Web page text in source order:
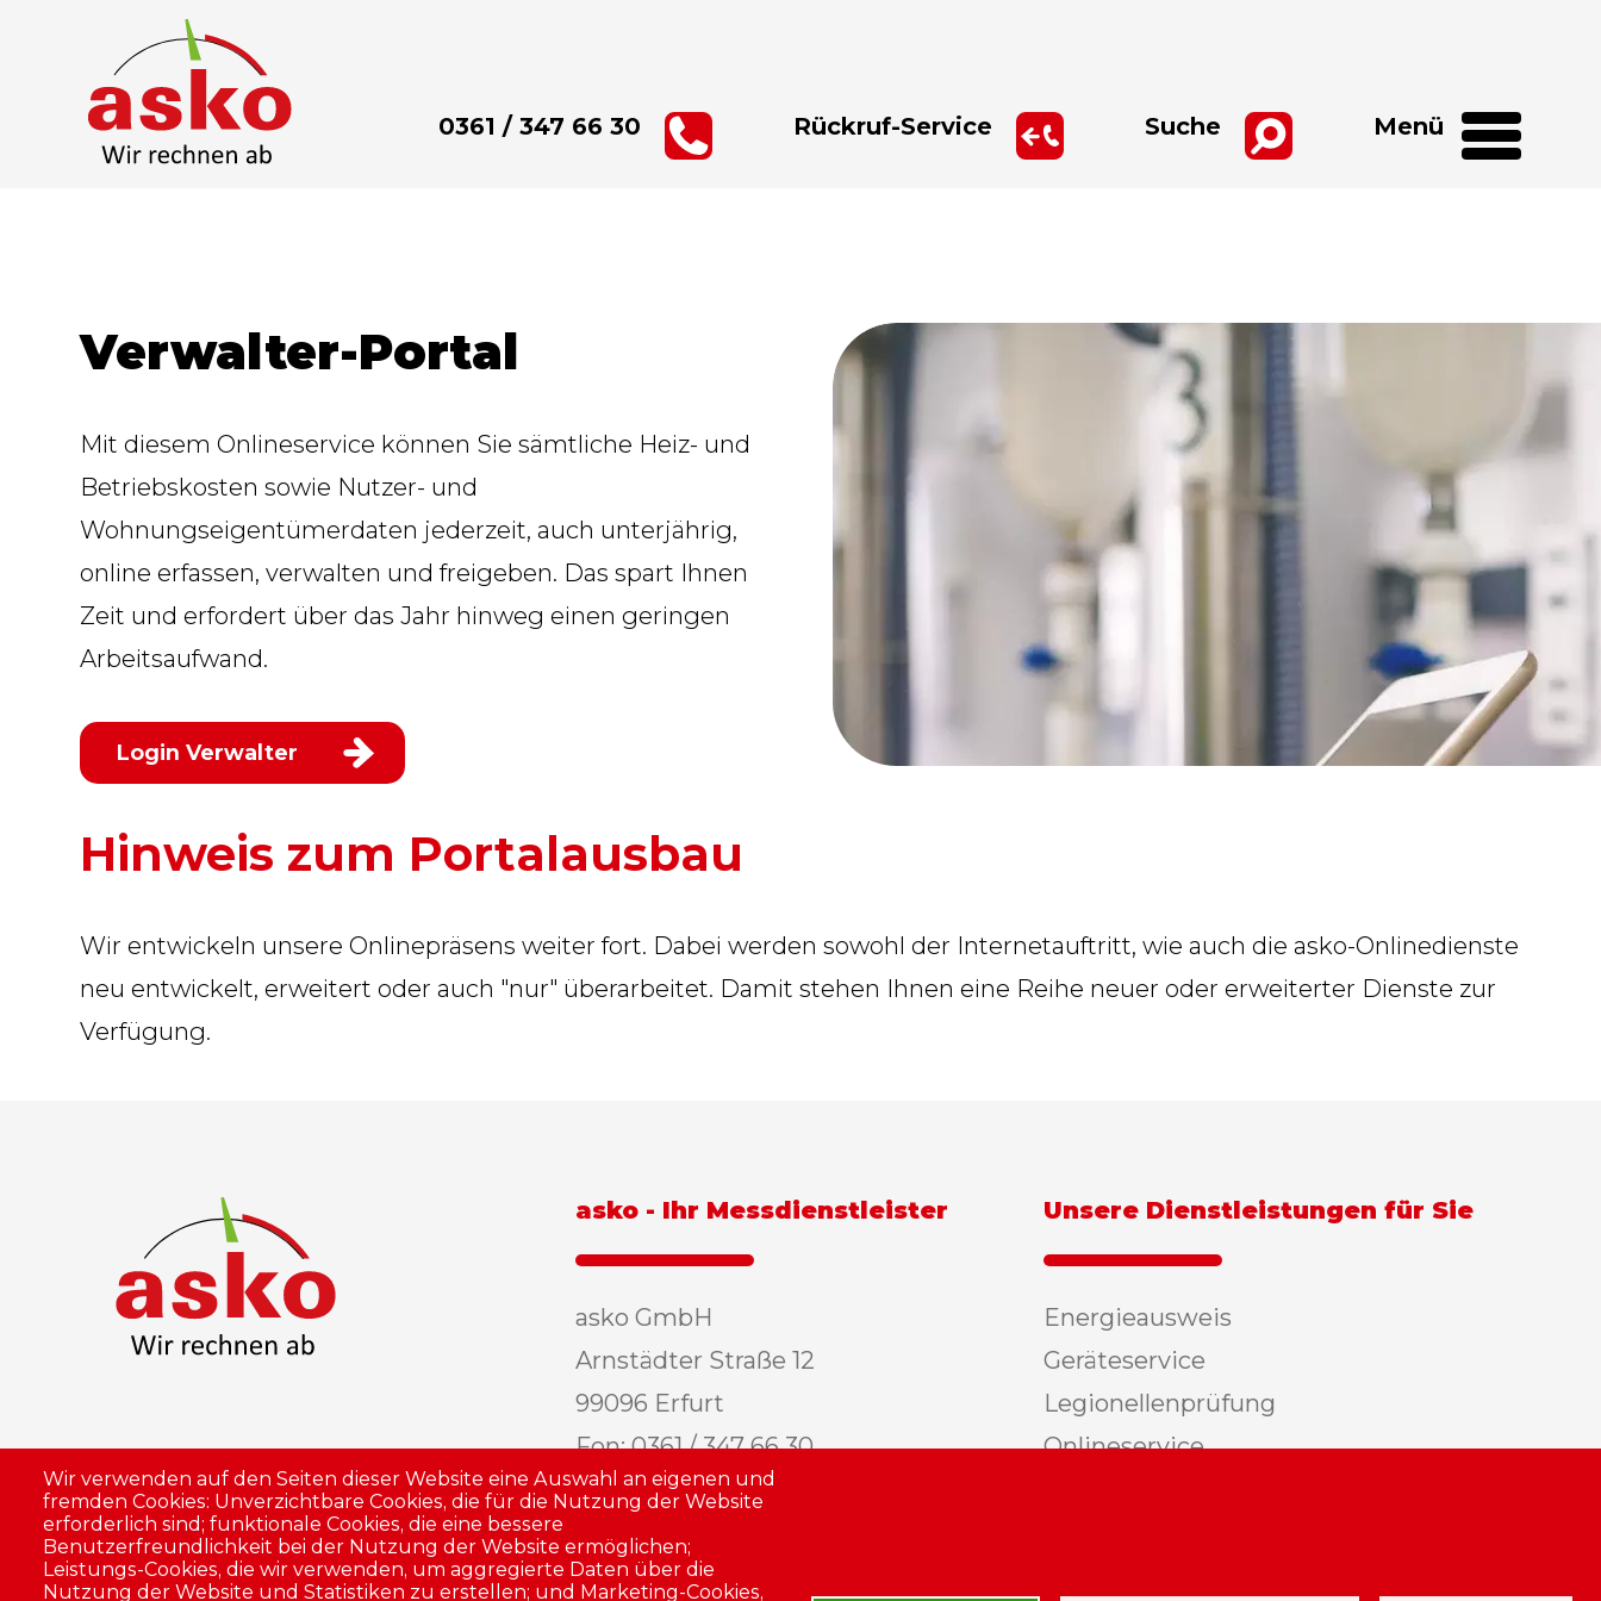
0361 / 347 66 30 Rückruf-Service Suche Menü
Verwalter-Portal
Mit diesem Onlineservice können Sie sämtliche Heiz- und
Betriebskosten sowie Nutzer- und
Wohnungseigentümerdaten jederzeit, auch unterjährig,
online erfassen, verwalten und freigeben. Das spart Ihnen
Zeit und erfordert über das Jahr hinweg einen geringen
Arbeitsaufwand.
Login Verwalter
Hinweis zum Portalausbau
Wir entwickeln unsere Onlinepräsens weiter fort. Dabei werden sowohl der Internetauftritt, wie auch die asko-Onlinedienste
neu entwickelt, erweitert oder auch "nur" überarbeitet. Damit stehen Ihnen eine Reihe neuer oder erweiterter Dienste zur
Verfügung.
asko - Ihr Messdienstleister
asko GmbH
Arnstädter Straße 12
99096 Erfurt
Fon: 0361 / 347 66 30
Fax: 0361 / 347 66 37
E-Mail:
Zu Google Maps
Unsere Dienstleistungen für Sie
Energieausweis
Geräteservice
Legionellenprüfung
Onlineservice
Wir verwenden auf den Seiten dieser Website eine Auswahl an eigenen und
fremden Cookies: Unverzichtbare Cookies, die für die Nutzung der Website
erforderlich sind; funktionale Cookies, die eine bessere
Benutzerfreundlichkeit bei der Nutzung der Website ermöglichen;
Leistungs-Cookies, die wir verwenden, um aggregierte Daten über die
Nutzung der Website und Statistiken zu erstellen; und Marketing-Cookies,